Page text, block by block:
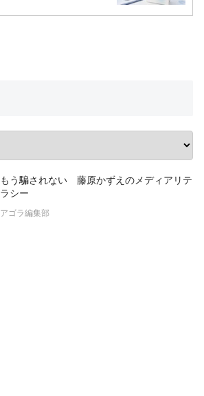
もう騙されない 藤原かずえのメディアリテ
ラシー
アゴラ編集部